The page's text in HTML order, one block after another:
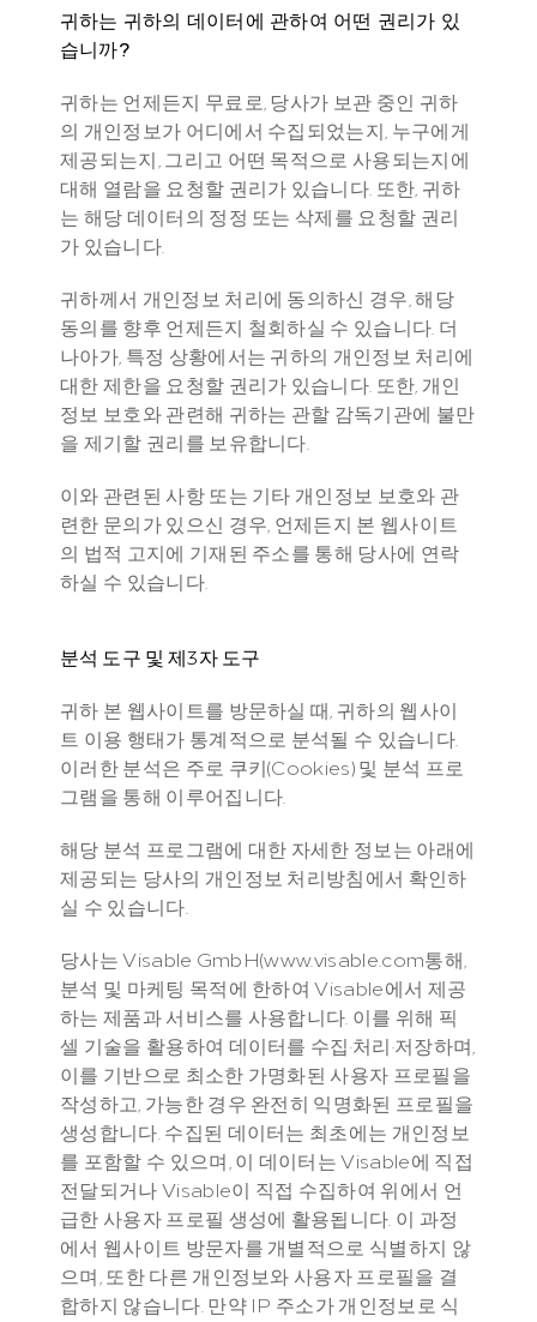
귀하는 귀하의 데이터에 관하여 어떤 권리가 있
습니까?
귀하는 언제든지 무료로, 당사가 보관 중인 귀하
의 개인정보가 어디에서 수집되었는지, 누구에게
제공되는지, 그리고 어떤 목적으로 사용되는지에
대해 열람을 요청할 권리가 있습니다. 또한, 귀하
는 해당 데이터의 정정 또는 삭제를 요청할 권리
가 있습니다.
귀하께서 개인정보 처리에 동의하신 경우, 해당
동의를 향후 언제든지 철회하실 수 있습니다. 더
나아가, 특정 상황에서는 귀하의 개인정보 처리에
대한 제한을 요청할 권리가 있습니다. 또한, 개인
정보 보호와 관련해 귀하는 관할 감독기관에 불만
을 제기할 권리를 보유합니다.
이와 관련된 사항 또는 기타 개인정보 보호와 관
련한 문의가 있으신 경우, 언제든지 본 웹사이트
의 법적 고지에 기재된 주소를 통해 당사에 연락
하실 수 있습니다.
분석 도구 및 제3자 도구
귀하 본 웹사이트를 방문하실 때, 귀하의 웹사이
트 이용 행태가 통계적으로 분석될 수 있습니다.
이러한 분석은 주로 쿠키(Cookies) 및 분석 프로
그램을 통해 이루어집니다.
해당 분석 프로그램에 대한 자세한 정보는 아래에
제공되는 당사의 개인정보 처리방침에서 확인하
실 수 있습니다.
당사는 Visable GmbH(www.visable.com통해,
분석 및 마케팅 목적에 한하여 Visable에서 제공
하는 제품과 서비스를 사용합니다. 이를 위해 픽
셀 기술을 활용하여 데이터를 수집·처리·저장하며,
이를 기반으로 최소한 가명화된 사용자 프로필을
작성하고, 가능한 경우 완전히 익명화된 프로필을
생성합니다. 수집된 데이터는 최초에는 개인정보
를 포함할 수 있으며, 이 데이터는 Visable에 직접
전달되거나 Visable이 직접 수집하여 위에서 언
급한 사용자 프로필 생성에 활용됩니다. 이 과정
에서 웹사이트 방문자를 개별적으로 식별하지 않
으며, 또한 다른 개인정보와 사용자 프로필을 결
합하지 않습니다. 만약 IP 주소가 개인정보로 식